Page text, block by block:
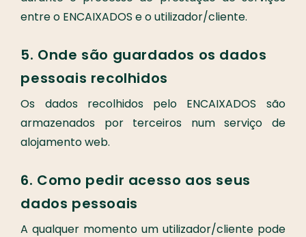
entre o ENCAIXADOS e o utilizador/cliente.
5. Onde são guardados os dados
pessoais recolhidos
Os dados recolhidos pelo ENCAIXADOS são
armazenados por terceiros num serviço de
alojamento web.
6. Como pedir acesso aos seus
dados pessoais
A qualquer momento um utilizador/cliente pode